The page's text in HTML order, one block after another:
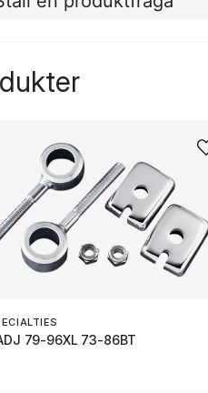
Ja, ni får publicera min fråga
79-96XL 73-86BT